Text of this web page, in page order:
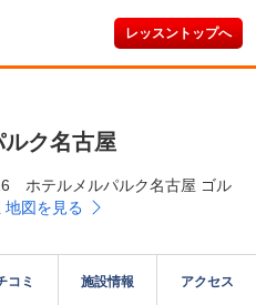
レッスントップへ
ク名古屋
ホテルメルパルク名古屋 ゴル
地図を見る
コミ 施設情報 アクセス